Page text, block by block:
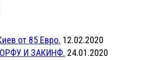
от 85 Евро. 12.02.2020
И ЗАКИНФ. 24.01.2020